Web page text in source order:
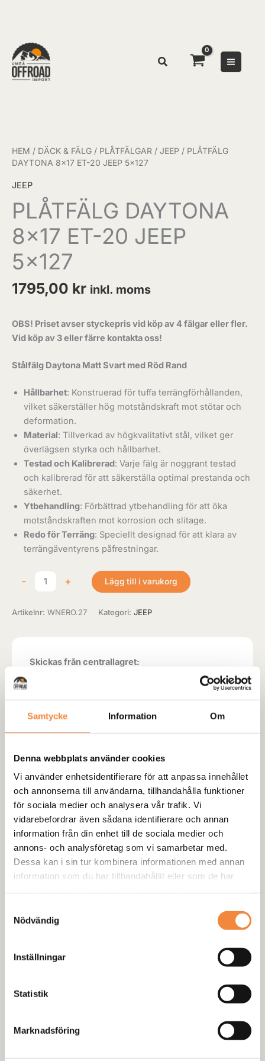
Samtycke Information Om
Denna webbplats använder cookies
Vi använder enhetsidentifierare för att anpassa innehållet
och annonserna till användarna, tillhandahålla funktioner
för sociala medier och analysera vår trafik. Vi
vidarebefordrar även sådana identifierare och annan
information från din enhet till de sociala medier och
annons- och analysföretag som vi samarbetar med.
Dessa kan i sin tur kombinera informationen med annan
information som du har tillhandahållit eller som de har
Nödvändig
Inställningar
Statistik
Marknadsföring
HEM / DÄCK & FÄLG / PLÅTFÄLGAR / JEEP / PLÅTFÄLG
DAYTONA 8×17 ET-20 JEEP 5×127
JEEP
PLÅTFÄLG DAYTONA
8×17 ET-20 JEEP
5×127
1795,00 kr inkl. moms
OBS! Priset avser styckepris vid köp av 4 fälgar eller fler.
Vid köp av 3 eller färre kontakta oss!
Stålfälg Daytona Matt Svart med Röd Rand
Hållbarhet: Konstruerad för tuffa terrängförhållanden,
vilket säkerställer hög motståndskraft mot stötar och
deformation.
Material: Tillverkad av högkvalitativt stål, vilket ger
överlägsen styrka och hållbarhet.
Testad och Kalibrerad: Varje fälg är noggrant testad
och kalibrerad för att säkerställa optimal prestanda och
säkerhet.
Ytbehandling: Förbättrad ytbehandling för att öka
motståndskraften mot korrosion och slitage.
Redo för Terräng: Speciellt designad för att klara av
terrängäventyrens påfrestningar.
-
8x17
ET-
JEEP
5x127
mängd
+ Lägg till i varukorg
Artikelnr: WNERO.27 Kategori: JEEP
Skickas från centrallagret:
Produkten skickas direkt ifrån vårt centrallager och
hem till kund. Leveranstid oftast 5-8 arbetsdagar.
Lagersaldot är endast en prognos och ifall varan är
slut när vi fått in din order så kontaktar vi dig
Recensioner (0)
Specifikationer:
Offset (ET)
Jeep Wrangler JK och Wrangler JL
Viktigt Meddelande
: Se till att använda muttrar designade